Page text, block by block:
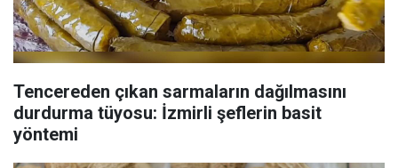
Tencereden çıkan sarmaların dağılmasını
durdurma tüyosu: İzmirli şeflerin basit
yöntemi